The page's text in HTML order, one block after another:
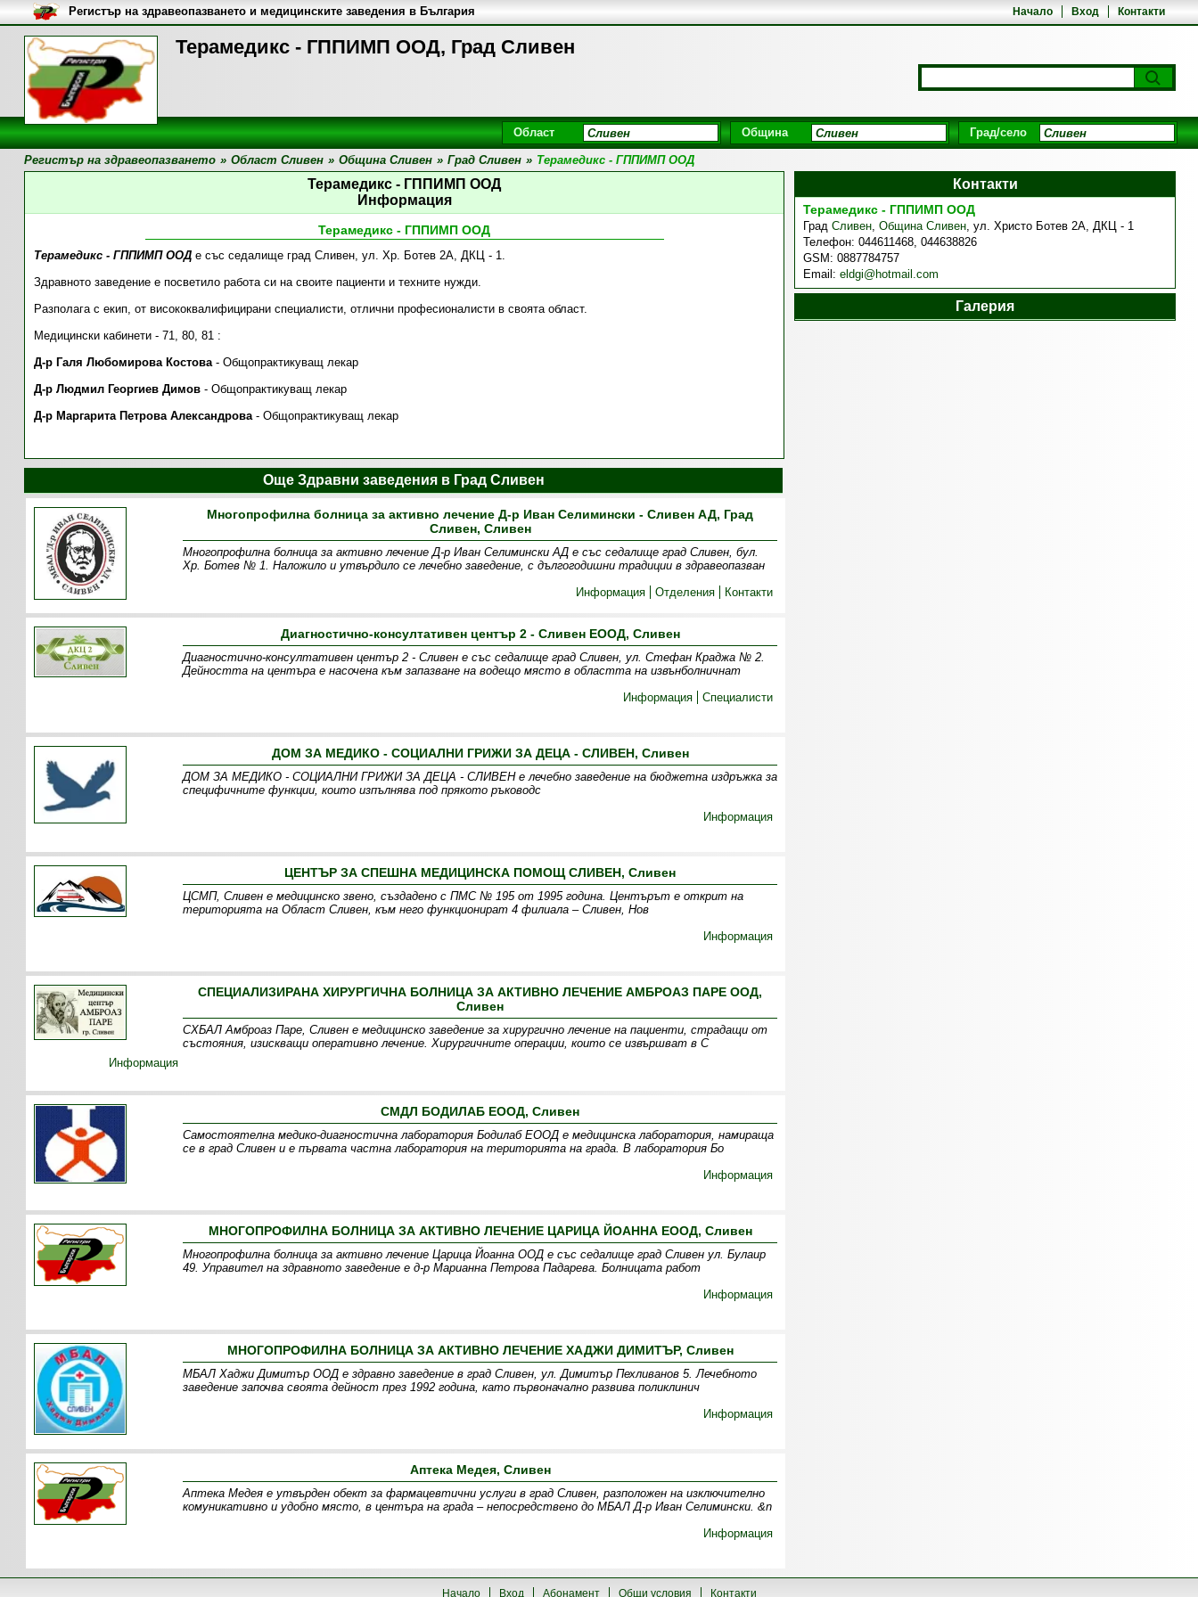
Терамедикс - ГППИМП ООД, Град Сливен
Начало Вход Контакти
Регистър на здравеопазването и медицинските заведения в България
Област Община Град/село
Регистър на здравеопазването » Област Сливен » Община Сливен » Град Сливен » Терамедикс - ГППИМП ООД
Терамедикс - ГППИМП ООД
Информация
Терамедикс - ГППИМП ООД
Терамедикс - ГППИМП ООДе със седалище град Сливен, ул. Хр. Ботев 2А, ДКЦ - 1.
Здравното заведение е посветило работа си на своите пациенти и техните нужди.
Разполага с екип, от висококвалифицирани специалисти, отлични професионалисти в своята област.
Медицински кабинети - 71, 80, 81 :
Д-р Галя Любомирова Костова- Общопрактикуващ лекар
Д-р Людмил Георгиев Димов- Общопрактикуващ лекар
Д-р Маргарита Петрова Александрова- Общопрактикуващ лекар
Контакти
Терамедикс - ГППИМП ООД
Град Сливен, Община Сливен, ул. Христо Ботев 2А, ДКЦ - 1
Телефон: 044611468, 044638826
GSM: 0887784757
Email: eldgi@hotmail.com
Галерия
Още Здравни заведения в Град Сливен
Многопрофилна болница за активно лечение Д-р Иван Селимински - Сливен АД, Град
Сливен, Сливен
Многопрофилна болница за активно лечение Д-р Иван Селимински АД е със седалище град Сливен, бул.
Хр. Ботев № 1. Наложило и утвърдило се лечебно заведение, с дългогодишни традиции в здравеопазван
Информация
Отделения Контакти
Диагностично-консултативен център 2 - Сливен ЕООД, Сливен
Диагностично-консултативен център 2 - Сливен е със седалище град Сливен, ул. Стефан Краджа № 2.
Дейността на центъра е насочена към запазване на водещо място в областта на извънболничнат
Информация
Специалисти
ДОМ ЗА МЕДИКО - СОЦИАЛНИ ГРИЖИ ЗА ДЕЦА - СЛИВЕН, Сливен
ДОМ ЗА МЕДИКО - СОЦИАЛНИ ГРИЖИ ЗА ДЕЦА - СЛИВЕН е лечебно заведение на бюджетна издръжка за
специфичните функции, които изпълнява под прякото ръководс
Информация
ЦЕНТЪР ЗА СПЕШНА МЕДИЦИНСКА ПОМОЩ СЛИВЕН, Сливен
ЦСМП, Сливен е медицинско звено, създадено с ПМС № 195 от 1995 година. Центърът е открит на
територията на Област Сливен, към него функционират 4 филиала – Сливен, Нов
Информация
СПЕЦИАЛИЗИРАНА ХИРУРГИЧНА БОЛНИЦА ЗА АКТИВНО ЛЕЧЕНИЕ АМБРОАЗ ПАРЕ ООД,
Сливен
СХБАЛ Амброаз Паре, Сливен е медицинско заведение за хирургично лечение на пациенти, страдащи от
състояния, изискващи оперативно лечение. Хирургичните операции, които се извършват в С
Информация
СМДЛ БОДИЛАБ ЕООД, Сливен
Самостоятелна медико-диагностична лаборатория Бодилаб ЕООД е медицинска лаборатория, намираща
се в град Сливен и е първата частна лаборатория на територията на града. В лаборатория Бо
Информация
МНОГОПРОФИЛНА БОЛНИЦА ЗА АКТИВНО ЛЕЧЕНИЕ ЦАРИЦА ЙОАННА ЕООД, Сливен
Многопрофилна болница за активно лечение Царица Йоанна ООД е със седалище град Сливен ул. Булаир
49. Управител на здравното заведение е д-р Марианна Петрова Падарева. Болницата работ
Информация
МНОГОПРОФИЛНА БОЛНИЦА ЗА АКТИВНО ЛЕЧЕНИЕ ХАДЖИ ДИМИТЪР, Сливен
МБАЛ Хаджи Димитър ООД е здравно заведение в град Сливен, ул. Димитър Пехливанов 5. Лечебното
заведение започва своята дейност през 1992 година, като първоначално развива поликлинич
Информация
Аптека Медея, Сливен
Аптека Медея е утвърден обект за фармацевтични услуги в град Сливен, разположен на изключително
комуникативно и удобно място, в центъра на града – непосредствено до МБАЛ Д-р Иван Селимински. &n
Информация
Начало Вход Абонамент Общи условия Контакти